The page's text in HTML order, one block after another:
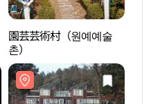
園芸芸術村（원예예술
촌）